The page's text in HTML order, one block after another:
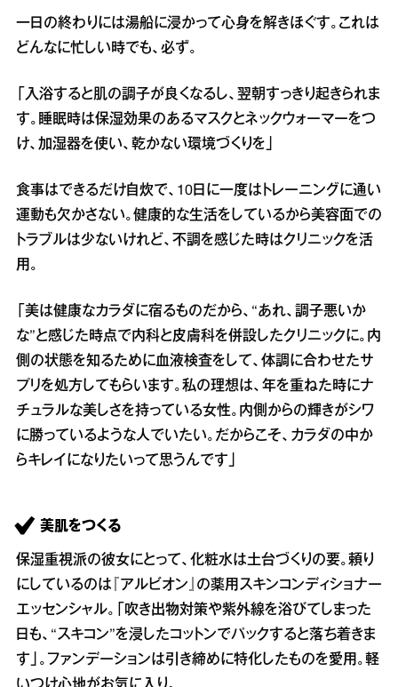
一日の終わりには湯船に浸かって心身を解きほぐす。これは
どんなに忙しい時でも、必ず。
「入浴すると肌の調子が良くなるし、翌朝すっきり起きられま
す。睡眠時は保湿効果のあるマスクとネックウォーマーをつ
け、加湿器を使い、乾かない環境づくりを」
食事はできるだけ自炊で、10日に一度はトレーニングに通い
運動も欠かさない。健康的な生活をしているから美容面での
トラブルは少ないけれど、不調を感じた時はクリニックを活
用。
「美は健康なカラダに宿るものだから、“あれ、調子悪いか
な”と感じた時点で内科と皮膚科を併設したクリニックに。内
側の状態を知るために血液検査をして、体調に合わせたサ
プリを処方してもらいます。私の理想は、年を重ねた時にナ
チュラルな美しさを持っている女性。内側からの輝きがシワ
に勝っているような人でいたい。だからこそ、カラダの中か
らキレイになりたいって思うんです」
美肌をつくる
保湿重視派の彼女にとって、化粧水は土台づくりの要。頼り
にしているのは『アルビオン』の薬用スキンコンディショナー
エッセンシャル。「吹き出物対策や紫外線を浴びてしまった
日も、“スキコン”を浸したコットンでパックすると落ち着きま
す」。ファンデーションは引き締めに特化したものを愛用。軽